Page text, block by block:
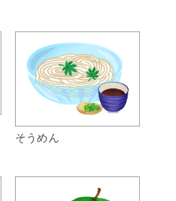
そうめん